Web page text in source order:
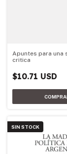
Apuntes para una
critica
$10.71 USD
SIN STOCK